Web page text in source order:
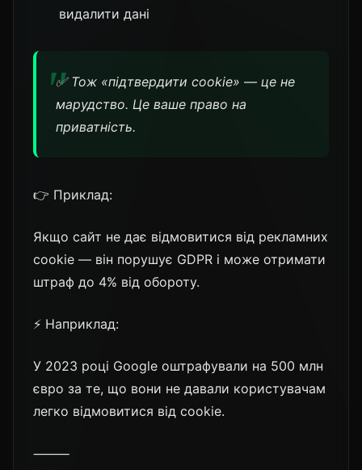
видалити дані
✅ Тож «підтвердити cookie» — це не
марудство. Це ваше право на
приватність.
👉 Приклад:
Якщо сайт не дає відмовитися від рекламних
cookie — він порушує GDPR і може отримати
штраф до 4% від обороту.
⚡ Наприклад:
У 2023 році Google оштрафували на 500 млн
євро за те, що вони не давали користувачам
легко відмовитися від cookie.
⸻